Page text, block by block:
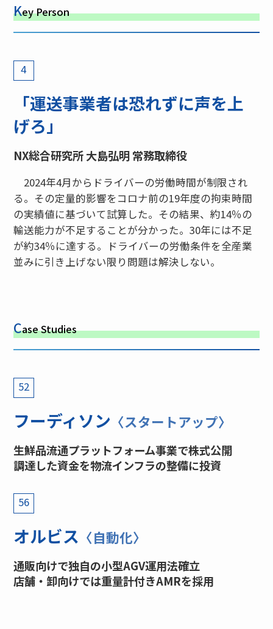
Key Person
4
「運送事業者は恐れずに声を上
げろ」
NX総合研究所 大島弘明 常務取締役
2024年4月からドライバーの労働時間が制限され
る。その定量的影響をコロナ前の19年度の拘束時間
の実績値に基づいて試算した。その結果、約14％の
輸送能力が不足することが分かった。30年には不足
が約34％に達する。ドライバーの労働条件を全産業
並みに引き上げない限り問題は解決しない。
Case Studies
52
フーディソン 〈スタートアップ〉
生鮮品流通プラットフォーム事業で株式公開
調達した資金を物流インフラの整備に投資
56
オルビス 〈自動化〉
通販向けで独自の小型AGV運用法確立
店舗・卸向けでは重量計付きAMRを採用